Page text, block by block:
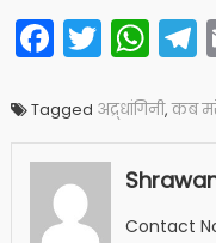
Tagged अद्र्धांगिनी,कब
Contact